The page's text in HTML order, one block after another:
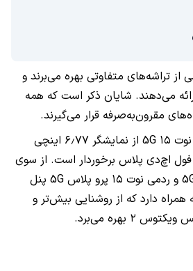
تراشه‌های متفاوتی بهره می‌برند و
می‌دهند. شایان ذکر است که همه
مقرون‌به‌صرفه قرار می‌گیرند.
طبق اعلام رسمی، ردمی نوت ۱۵ 5G از نمایشگر ۶٫۷۷ اینچی
فول اچ‌دی پلاس برخوردار است. از سوی
دیگر، ردمی نوت ۱۵ پرو 5G و ردمی نوت ۱۵ پرو پلاس 5G پنل
را به همراه دارد که از روشنایی بیش‌تر و
۲ بهره می‌برد.